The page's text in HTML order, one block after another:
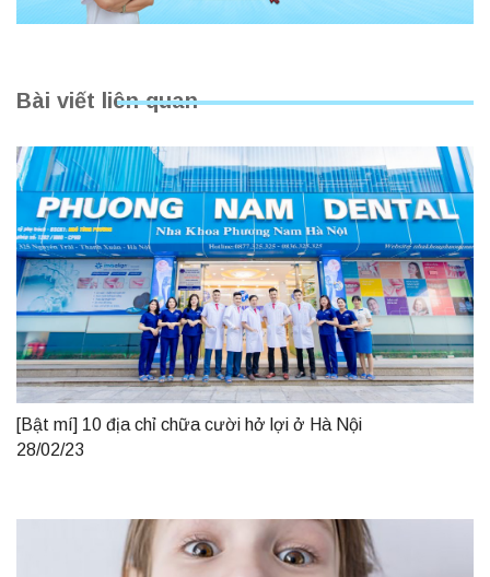
Bài viết liên quan
[Bật mí] 10 địa chỉ chữa cười hở lợi ở Hà Nội
28/02/23